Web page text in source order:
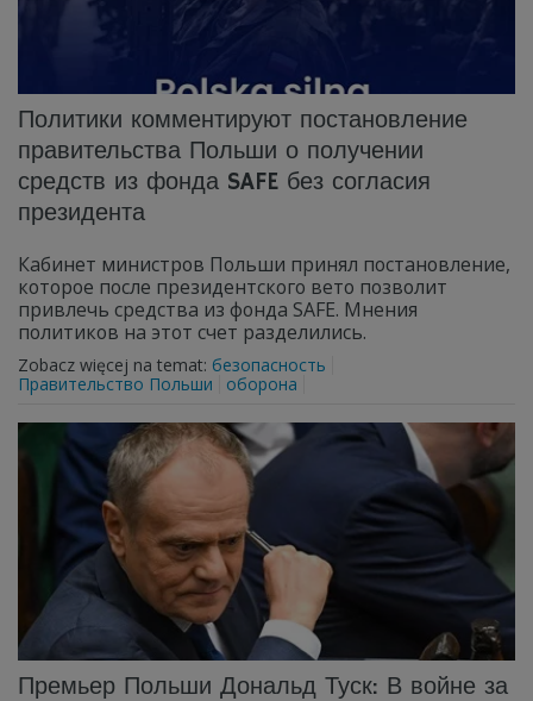
Политики комментируют постановление
правительства Польши о получении
средств из фонда SAFE без согласия
президента
Кабинет министров Польши принял постановление,
которое после президентского вето позволит
привлечь средства из фонда SAFE. Мнения
политиков на этот счет разделились.
Zobacz więcej na temat: безопасность
Правительство Польши
оборона
Премьер Польши Дональд Туск: В войне за